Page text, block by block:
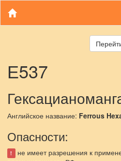
Е537
Английское название: Ferrous
Опасности:
! не имеет разрешения к